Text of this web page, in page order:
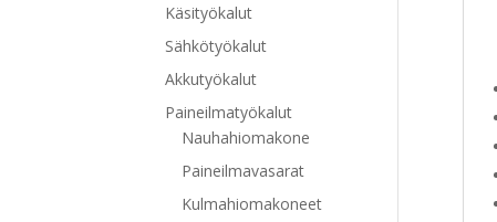
Käsityökalut
Sähkötyökalut
Akkutyökalut
Paineilmatyökalut
Nauhahiomakone
Paineilmavasarat
Kulmahiomakoneet